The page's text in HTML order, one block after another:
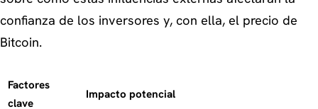
confianza de los inversores y, con ella, el precio de
Bitcoin.
Factores
clave
Impacto potencial